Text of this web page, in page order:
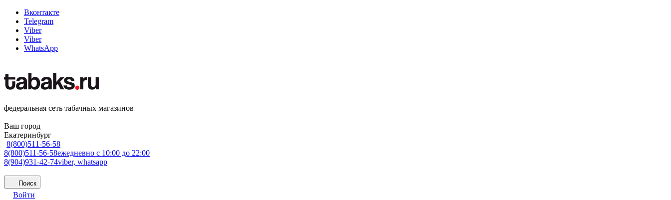
Вконтакте
Telegram
Viber
Viber
WhatsApp
федеральная сеть табачных магазинов
Ваш город
Екатеринбург
8(800)511-56-58
8(800)511-56-58ежедневно с 10:00 до 22:00
8(904)931-42-74viber, whatsapp
Поиск
Войти